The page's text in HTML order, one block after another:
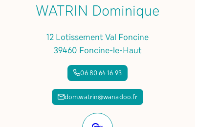
WATRIN Dominique
12 Lotissement Val Foncine
39460 Foncine-le-Haut
06 80 64 16 93
dom.watrin@wanadoo.fr